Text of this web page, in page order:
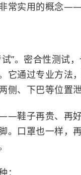
常实用的概念——
”。密合性测试
它通过专业方法
侧、下巴等位置泄
鞋子再贵、再
。口罩也一样，
：